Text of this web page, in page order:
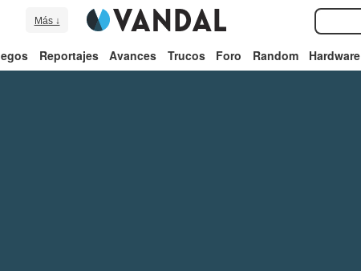
Más ↓
Reportajes Avances Trucos Foro Random Hardware